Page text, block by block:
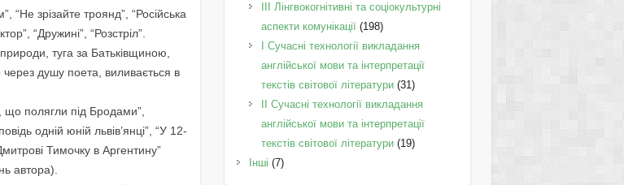
“Не зрізайте троянд”, “Російська
“Дружині”, “Розстріл”.
туга за Батьківщиною,
через душу поета, виливається в
що полягли під Бродами”,
одній юній львів’янці”, “У 12-
Тимочку в Аргентину”
автора).
IІI Лінгвокогнітивні та соціокультурні
аспекти комунікації(198)
I Cучасні технології викладання
англійської мови та інтерпретації
текстів світової літератури(31)
II Cучасні технології викладання
англійської мови та інтерпретації
текстів світової літератури(19)
Інші (7)